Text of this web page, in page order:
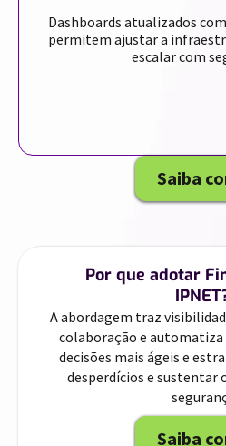
Dashboards atualizados
permitem ajustar a
escalar com
Saiba
Por que adotar
A abordagem traz
colaboração e
decisões mais ágeis e
desperdícios e sustentar
Saiba